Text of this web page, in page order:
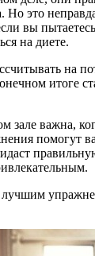
Но это
вы
на диете.
на
итоге
зале важна,
помогут
лучшим